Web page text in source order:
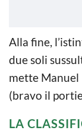
Alla fine,
due soli
mette Manuel
(bravo il
LA